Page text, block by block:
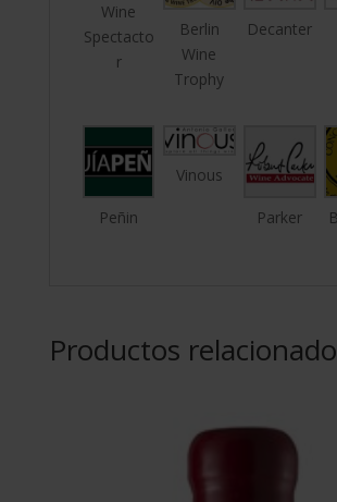
Wine
Spectacto
r
Berlin
Wine
Trophy
Decanter
Peñin
Vinous
Parker
Productos